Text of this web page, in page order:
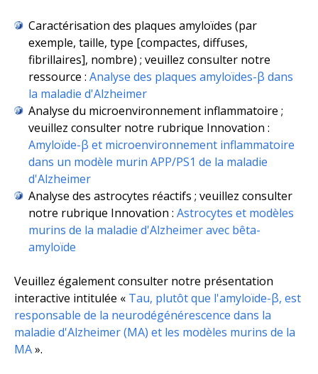
Caractérisation des plaques amyloïdes (par
exemple, taille, type [compactes, diffuses,
fibrillaires], nombre) ; veuillez consulter notre
ressource : Analyse des plaques amyloïdes-β dans
la maladie d'Alzheimer
Analyse du microenvironnement inflammatoire ;
veuillez consulter notre rubrique Innovation :
Amyloïde-β et microenvironnement inflammatoire
dans un modèle murin APP/PS1 de la maladie
d'Alzheimer
Analyse des astrocytes réactifs ; veuillez consulter
notre rubrique Innovation : Astrocytes et modèles
murins de la maladie d'Alzheimer avec bêta-
amyloïde
Veuillez également consulter notre présentation
interactive intitulée « Tau, plutôt que l'amyloïde-β, est
responsable de la neurodégénérescence dans la
maladie d'Alzheimer (MA) et les modèles murins de la
MA».